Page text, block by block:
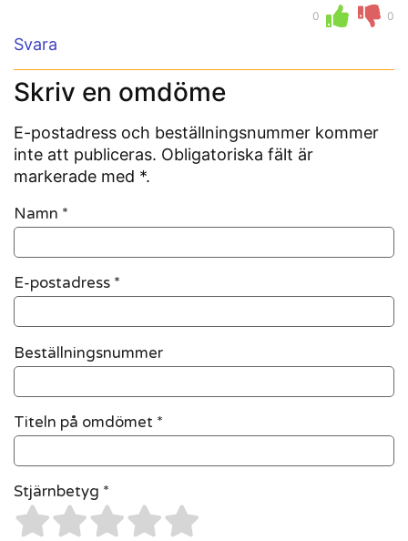
0 0
Svara
Skriv en omdöme
E-postadress och beställningsnummer kommer
inte att publiceras. Obligatoriska fält är
markerade med *.
Namn *
E-postadress *
Beställningsnummer
Titeln på omdömet *
Stjärnbetyg *